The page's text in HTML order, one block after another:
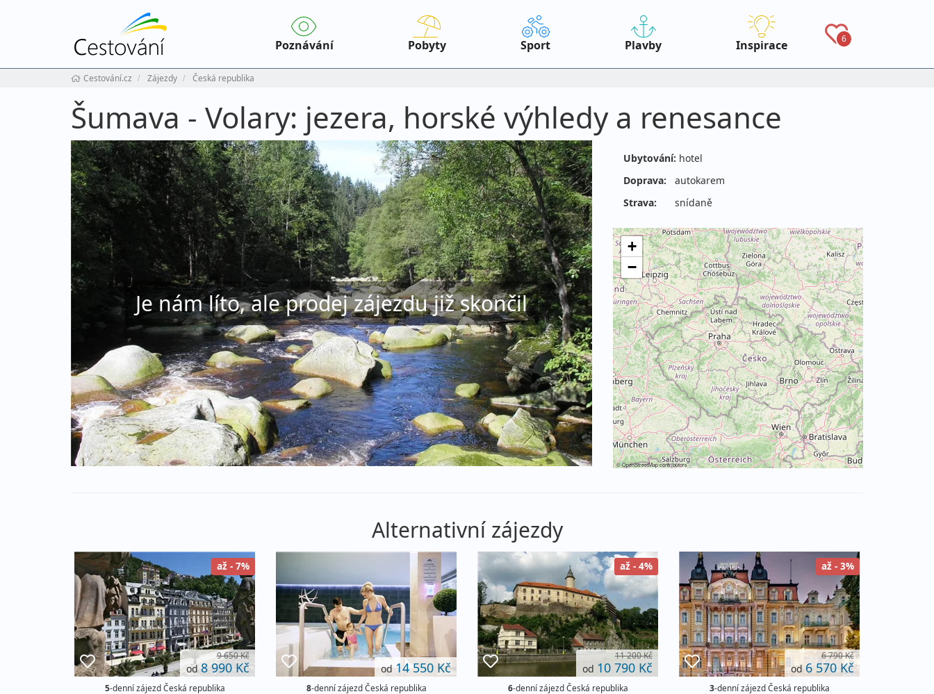
Poznávání Pobyty Sport Plavby Inspirace 6
Cestování.cz Zájezdy Česká republika
Šumava - Volary: jezera, horské výhledy a renesance
Je nám líto, ale prodej zájezdu již skončil
Ubytování: hotel
Doprava:
autokarem
Strava:
snídaně
+
−
©OpenStreetMapcontributors
Alternativní zájezdy
až - 7%
9 650 Kč
od8 990 Kč
5-denní zájezd Česká republika
od14 550 Kč
8-denní zájezd Česká republika
až - 4%
11 200 Kč
od 10 790 Kč
6-denní zájezd Česká republika
až - 3%
6 790 Kč
od 6 570 Kč
3-denní zájezd Česká republika